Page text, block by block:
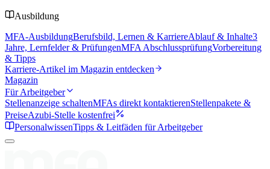
Ausbildung
MFA-AusbildungBerufsbild, Lernen & KarriereAblauf & Inhalte3
Jahre, Lernfelder & PrüfungenMFA AbschlussprüfungVorbereitung
& Tipps
Karriere-Artikel im Magazin entdecken
Magazin
Für Arbeitgeber
Stellenanzeige schaltenMFAs direkt kontaktierenStellenpakete &
PreiseAzubi-Stelle kostenfrei
PersonalwissenTipps & Leitfäden für Arbeitgeber